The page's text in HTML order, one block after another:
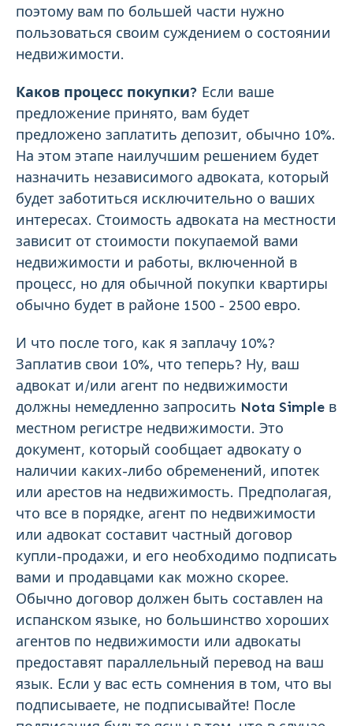
поэтому вам по большей части нужно
пользоваться своим суждением о состоянии
недвижимости.
Каков процесс покупки? Если ваше
предложение принято, вам будет
предложено заплатить депозит, обычно 10%.
На этом этапе наилучшим решением будет
назначить независимого адвоката, который
будет заботиться исключительно о ваших
интересах. Стоимость адвоката на местности
зависит от стоимости покупаемой вами
недвижимости и работы, включенной в
процесс, но для обычной покупки квартиры
обычно будет в районе 1500 - 2500 евро.
И что после того, как я заплачу 10%?
Заплатив свои 10%, что теперь? Ну, ваш
адвокат и/или агент по недвижимости
должны немедленно запросить Nota Simple в
местном регистре недвижимости. Это
документ, который сообщает адвокату о
наличии каких-либо обременений, ипотек
или арестов на недвижимость. Предполагая,
что все в порядке, агент по недвижимости
или адвокат составит частный договор
купли-продажи, и его необходимо подписать
вами и продавцами как можно скорее.
Обычно договор должен быть составлен на
испанском языке, но большинство хороших
агентов по недвижимости или адвокаты
предоставят параллельный перевод на ваш
язык. Если у вас есть сомнения в том, что вы
подписываете, не подписывайте! После